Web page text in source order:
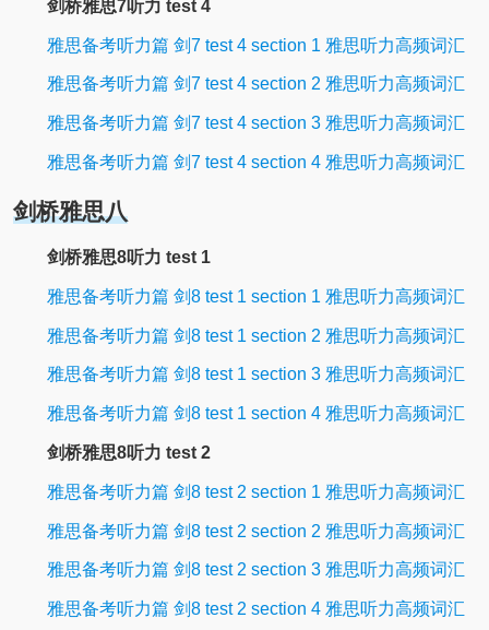
剑桥雅思7听力 test 4
雅思备考听力篇 剑7 test 4 section 1 雅思听力高频词汇
雅思备考听力篇 剑7 test 4 section 2 雅思听力高频词汇
雅思备考听力篇 剑7 test 4 section 3 雅思听力高频词汇
雅思备考听力篇 剑7 test 4 section 4 雅思听力高频词汇
剑桥雅思八
剑桥雅思8听力 test 1
雅思备考听力篇 剑8 test 1 section 1 雅思听力高频词汇
雅思备考听力篇 剑8 test 1 section 2 雅思听力高频词汇
雅思备考听力篇 剑8 test 1 section 3 雅思听力高频词汇
雅思备考听力篇 剑8 test 1 section 4 雅思听力高频词汇
剑桥雅思8听力 test 2
雅思备考听力篇 剑8 test 2 section 1 雅思听力高频词汇
雅思备考听力篇 剑8 test 2 section 2 雅思听力高频词汇
雅思备考听力篇 剑8 test 2 section 3 雅思听力高频词汇
雅思备考听力篇 剑8 test 2 section 4 雅思听力高频词汇